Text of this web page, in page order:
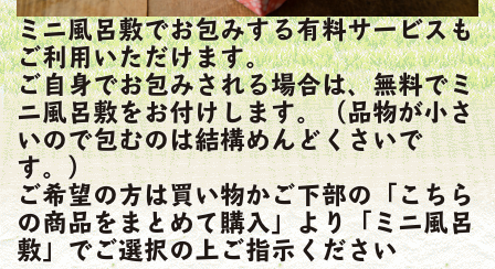
ミニ風呂敷でお包みする有料サービスも
ご利用いただけます。
ご自身でお包みされる場合は、無料でミ
ニ風呂敷をお付けします。（品物が小さ
いので包むのは結構めんどくさいで
す。）
ご希望の方は買い物かご下部の「こちら
の商品をまとめて購入」より「ミニ風呂
敷」でご選択の上ご指示ください